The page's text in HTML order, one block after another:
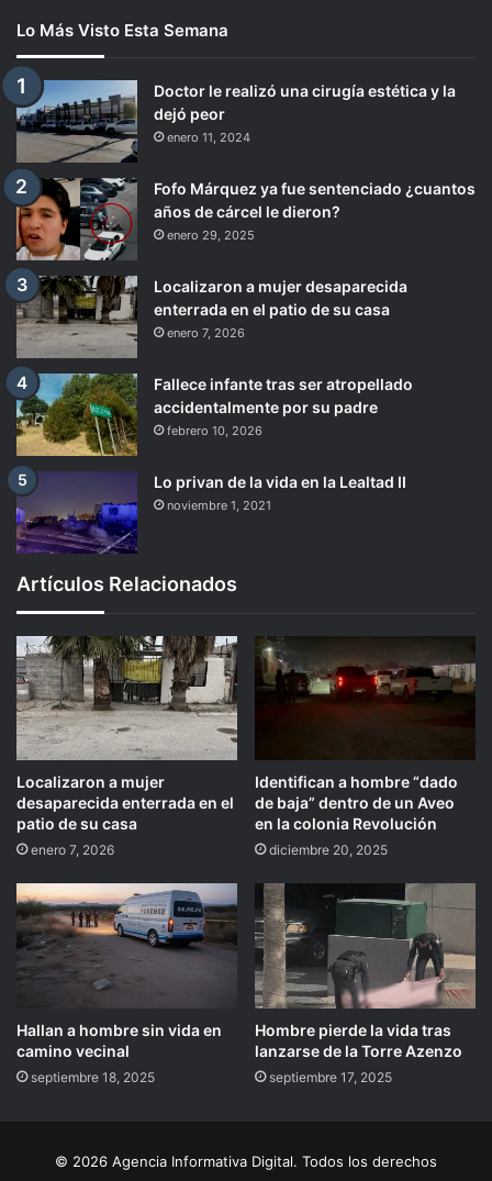
Lo Más Visto Esta Semana
Doctor le realizó una cirugía estética y la
dejó peor
enero 11, 2024
Fofo Márquez ya fue sentenciado ¿cuantos
años de cárcel le dieron?
enero 29, 2025
Localizaron a mujer desaparecida
enterrada en el patio de su casa
enero 7, 2026
Fallece infante tras ser atropellado
accidentalmente por su padre
febrero 10, 2026
Lo privan de la vida en la Lealtad II
noviembre 1, 2021
Artículos Relacionados
Localizaron a mujer
desaparecida enterrada en el
patio de su casa
enero 7, 2026
Identifican a hombre “dado
de baja” dentro de un Aveo
en la colonia Revolución
diciembre 20, 2025
Hallan a hombre sin vida en
camino vecinal
septiembre 18, 2025
Hombre pierde la vida tras
lanzarse de la Torre Azenzo
septiembre 17, 2025
© 2026 Agencia Informativa Digital. Todos los derechos